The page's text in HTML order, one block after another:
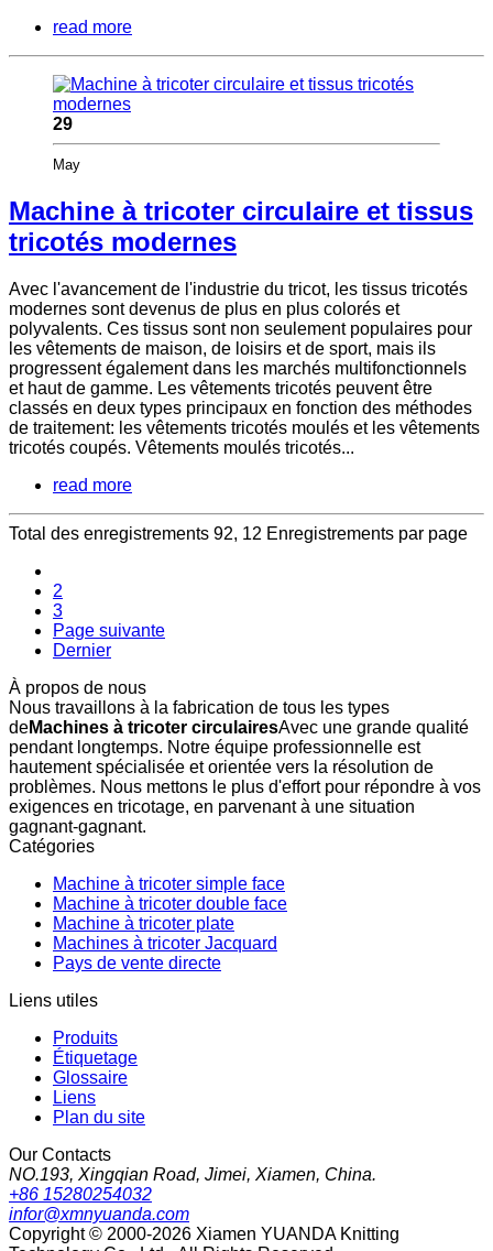
read more
29
May
Machine à tricoter circulaire et tissus
tricotés modernes
Avec l'avancement de l'industrie du tricot, les tissus tricotés
modernes sont devenus de plus en plus colorés et
polyvalents. Ces tissus sont non seulement populaires pour
les vêtements de maison, de loisirs et de sport, mais ils
progressent également dans les marchés multifonctionnels
et haut de gamme. Les vêtements tricotés peuvent être
classés en deux types principaux en fonction des méthodes
de traitement: les vêtements tricotés moulés et les vêtements
tricotés coupés. Vêtements moulés tricotés...
read more
Total des enregistrements 92, 12 Enregistrements par page
2
3
Page suivante
Dernier
À propos de nous
Nous travaillons à la fabrication de tous les types
deMachines à tricoter circulairesAvec une grande qualité
pendant longtemps. Notre équipe professionnelle est
hautement spécialisée et orientée vers la résolution de
problèmes. Nous mettons le plus d'effort pour répondre à vos
exigences en tricotage, en parvenant à une situation
gagnant-gagnant.
Catégories
Machine à tricoter simple face
Machine à tricoter double face
Machine à tricoter plate
Machines à tricoter Jacquard
Pays de vente directe
Liens utiles
Produits
Étiquetage
Glossaire
Liens
Plan du site
Our Contacts
NO.193, Xingqian Road, Jimei, Xiamen, China.
+86 15280254032
infor@xmnyuanda.com
Copyright © 2000-2026 Xiamen YUANDA Knitting